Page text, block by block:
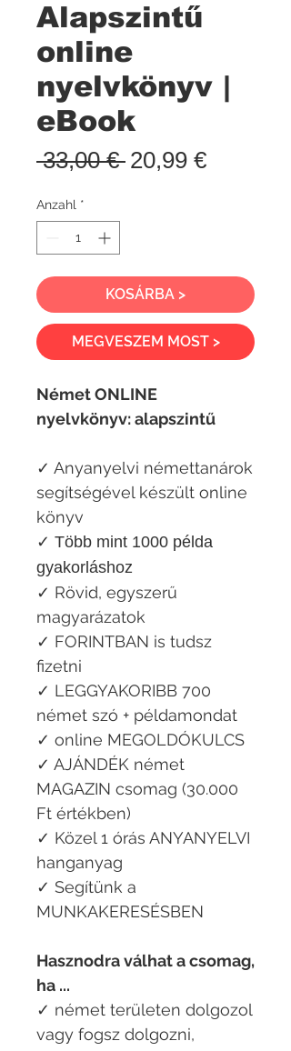
Alapszintű
online
nyelvkönyv |
eBook
33,00 € Standardpreis
20,99 €Sale-
Anzahl *
KOSÁRBA >
MEGVESZEM MOST >
Német ONLINE
nyelvkönyv: alapszintű
✓ Anyanyelvi némettanárok
segítségével készült online
könyv
✓ Több mint 1000 példa
gyakorláshoz
✓ Rövid, egyszerű
magyarázatok
✓ FORINTBAN is tudsz
fizetni
✓ LEGGYAKORIBB 700
német szó + példamondat
✓ online MEGOLDÓKULCS
✓ AJÁNDÉK német
MAGAZIN csomag (30.000
Ft értékben)
✓ Közel 1 órás ANYANYELVI
hanganyag
✓ Segítünk a
MUNKAKERESÉSBEN
Hasznodra válhat a csomag,
ha ...​
✓ német területen dolgozol
vagy fogsz dolgozni,